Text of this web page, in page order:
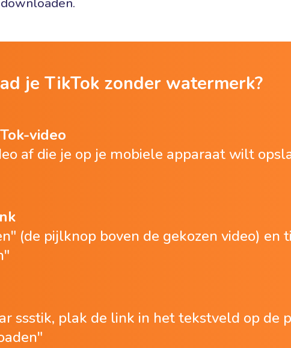
je TikTok zonder watermerk?
video
af die je op je mobiele apparaat wilt
(de pijlknop boven de gekozen video) en
ssstik, plak de link in het tekstveld op de